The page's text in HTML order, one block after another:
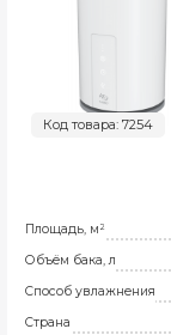
Код товара: 7254
Площадь, м²
Объём бака, л
Способ увлажнения
Страна